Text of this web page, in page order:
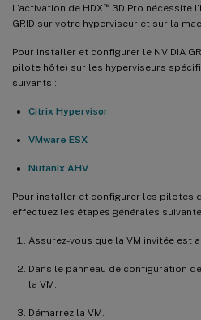
L’activation de HDX ™3D Pro nécessite
GRID sur votre hyperviseur et sur la
Pour installer et configurer le NVIDIA
pilote hôte) sur les hyperviseurs
suivants :
Citrix Hypervisor
VMware ESX
Nutanix AHV
Pour installer et configurer les pilotes
effectuez les étapes générales
Assurez-vous que la VM invitée est
Dans le panneau de configuration
la VM.
Démarrez la VM.